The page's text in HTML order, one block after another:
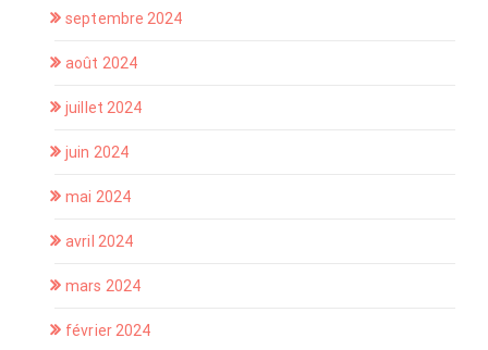
septembre 2024
août 2024
juillet 2024
juin 2024
mai 2024
avril 2024
mars 2024
février 2024